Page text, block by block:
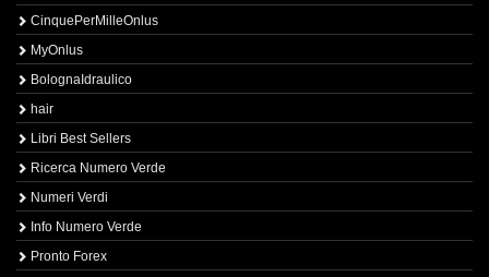
CinquePerMilleOnlus
MyOnlus
BolognaIdraulico
hair
Libri Best Sellers
Ricerca Numero Verde
Numeri Verdi
Info Numero Verde
Pronto Forex